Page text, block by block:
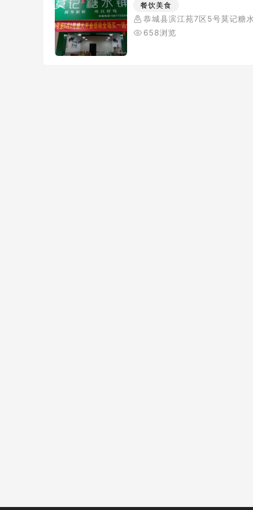
餐饮美食
恭城县滨江苑7区5号莫记糖
健康烘焙对面)
658浏览